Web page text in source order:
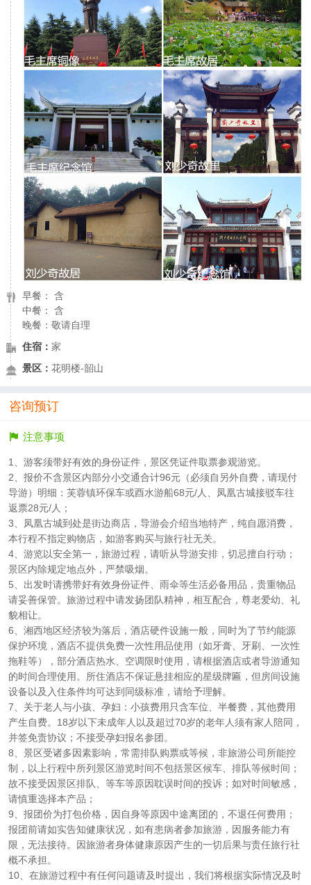
早餐： 含
中餐： 含
晚餐：敬请自理
住宿： 家
景区： 花明楼-韶山
咨询预订
注意事项
1、游客须带好有效的身份证件，景区凭证件取票参观游览。
2、报价不含景区内部分小交通合计96元（必须自另外自费，请现付
导游）明细：芙蓉镇环保车或酉水游船68元/人、凤凰古城接驳车往
返票28元/人；
3、凤凰古城到处是街边商店，导游会介绍当地特产，纯自愿消费，
本行程不指定购物店，如游客购买与旅行社无关。
4、游览以安全第一，旅游过程，请听从导游安排，切忌擅自行动；
景区内除规定地点外，严禁吸烟。
5、出发时请携带好有效身份证件、雨伞等生活必备用品，贵重物品
请妥善保管。旅游过程中请发扬团队精神，相互配合，尊老爱幼、礼
貌相让。
6、湘西地区经济较为落后，酒店硬件设施一般，同时为了节约能源
保护环境，酒店不提供免费一次性用品使用（如牙膏、牙刷、一次性
拖鞋等），部分酒店热水、空调限时使用，请根据酒店或者导游通知
的时间合理使用。所住酒店不保证悬挂相应的星级牌匾，但房间设施
设备以及入住条件均可达到同级标准，请给予理解。
7、关于老人与小孩、孕妇：小孩费用只含车位、半餐费，其他费用
产生自费。18岁以下未成年人以及超过70岁的老年人须有家人陪同，
并签免责协议；不接受孕妇报名参团。
8、景区受诸多因素影响，常需排队购票或等候，非旅游公司所能控
制，以上行程中所列景区游览时间不包括景区候车、排队等候时间；
故不接受因景区排队、等车等原因耽误时间的投诉；如对时间敏感，
请慎重选择本产品；
9、报团价为打包价格，因自身等原因中途离团的，不退任何费用；
报团前请如实告知健康状况，如有患病者参加旅游，因服务能力有
限，无法接待。因旅游者身体健康原因产生的一切后果与责任旅行社
概不承担。
10、在旅游过程中有任何问题请及时提出，我们将根据实际情况及时